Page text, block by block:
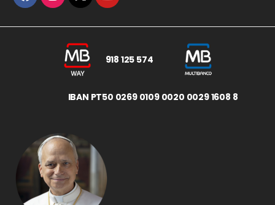
918 125 574
IBAN PT50 0269 0109 0020 0029 1608 8